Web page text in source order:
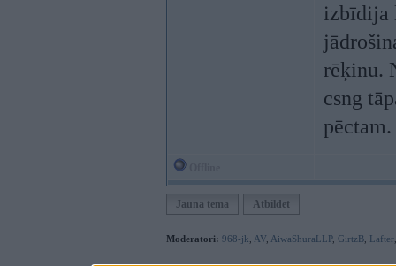
izbīdija
rēķinu.
csng
pēctam.
Jauna tēma Atbildēt
Moderatori: 968-jk AV AiwaShuraLLP, GirtzB Lafter